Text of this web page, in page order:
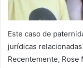
Este caso de
jurídicas
Recentemente, Rose